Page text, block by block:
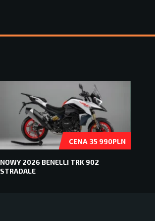
CENA 35 990PLN
NOWY 2026 BENELLI TRK 902
STRADALE